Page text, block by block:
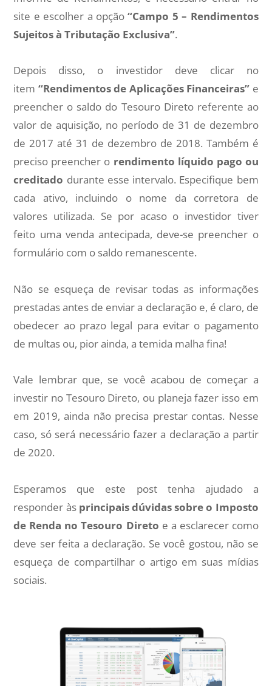
site e escolher a opção “Campo 5 – Rendimentos
Sujeitos à Tributação Exclusiva”.
Depois disso, o investidor deve clicar no
item “Rendimentos de Aplicações Financeiras” e
preencher o saldo do Tesouro Direto referente ao
valor de aquisição, no período de 31 de dezembro
de 2017 até 31 de dezembro de 2018. Também é
preciso preencher o rendimento líquido pago ou
creditado durante esse intervalo. Especifique bem
cada ativo, incluindo o nome da corretora de
valores utilizada. Se por acaso o investidor tiver
feito uma venda antecipada, deve-se preencher o
formulário com o saldo remanescente.
Não se esqueça de revisar todas as informações
prestadas antes de enviar a declaração e, é claro, de
obedecer ao prazo legal para evitar o pagamento
de multas ou, pior ainda, a temida malha fina!
Vale lembrar que, se você acabou de começar a
investir no Tesouro Direto, ou planeja fazer isso em
em 2019, ainda não precisa prestar contas. Nesse
caso, só será necessário fazer a declaração a partir
de 2020.
Esperamos que este post tenha ajudado a
responder àsprincipais dúvidas sobre o Imposto
de Renda no Tesouro Direto e a esclarecer como
deve ser feita a declaração. Se você gostou, não se
esqueça de compartilhar o artigo em suas mídias
sociais.